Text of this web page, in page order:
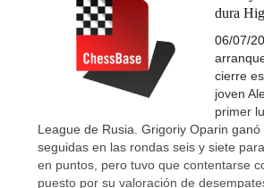
dura
06/07/
cierre
joven
primer
League de Rusia. Grigoriy Oparin
seguidas en las rondas seis y siete
en puntos, pero tuvo que contentarse
puesto por su valoración de